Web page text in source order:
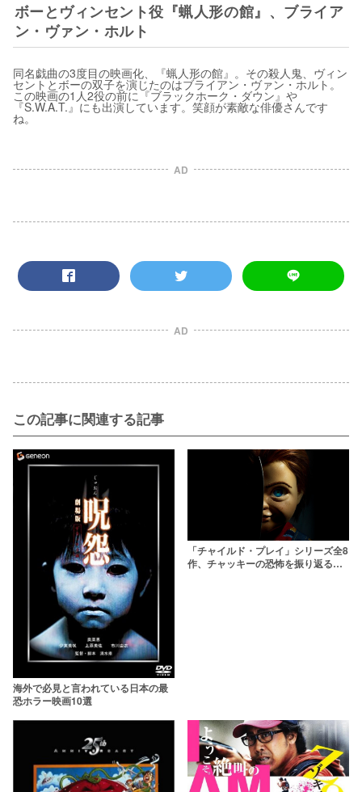
ボーとヴィンセント役『蝋人形の館』、ブライア
ン・ヴァン・ホルト
同名戯曲の3度目の映画化、『蝋人形の館』。その殺人鬼、ヴィン
セントとボーの双子を演じたのはブライアン・ヴァン・ホルト。
この映画の1人2役の前に『ブラックホーク・ダウン』や
『S.W.A.T.』にも出演しています。笑顔が素敵な俳優さんです
ね。
AD
AD
この記事に関連する記事
海外で必見と言われている日本の最
恐ホラー映画10選
「チャイルド・プレイ」シリーズ全8
作、チャッキーの恐怖を振り返る